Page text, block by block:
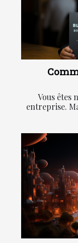
Vous êtes
entreprise.